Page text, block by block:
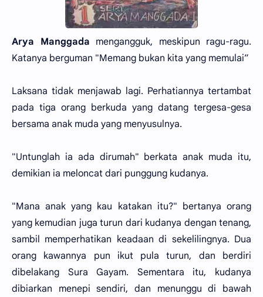
Arya Manggada mengangguk, meskipun ragu-ragu.
Katanya berguman "Memang bukan kita yang memulai”
Laksana tidak menjawab lagi. Perhatiannya tertambat
pada tiga orang berkuda yang datang tergesa-gesa
bersama anak muda yang menyusulnya.
"Untunglah ia ada dirumah" berkata anak muda itu,
demikian ia meloncat dari punggung kudanya.
"Mana anak yang kau katakan itu?" bertanya orang
yang kemudian juga turun dari kudanya dengan tenang,
sambil memperhatikan keadaan di sekelilingnya. Dua
orang kawannya pun ikut pula turun, dan berdiri
dibelakang Sura Gayam. Sementara itu, kudanya
dibiarkan menepi sendiri, dan menunggu di bawah